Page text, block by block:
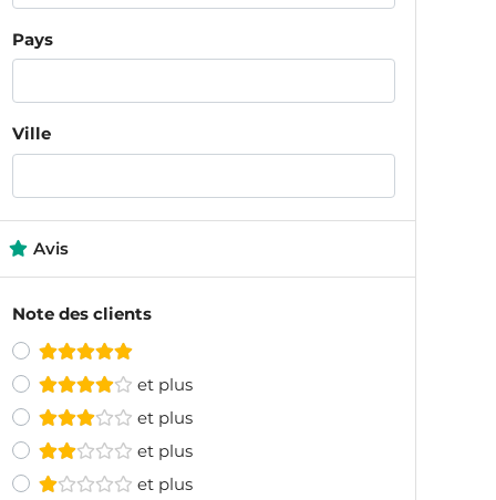
Pays
Ville
Avis
Note des clients
et plus
et plus
et plus
et plus